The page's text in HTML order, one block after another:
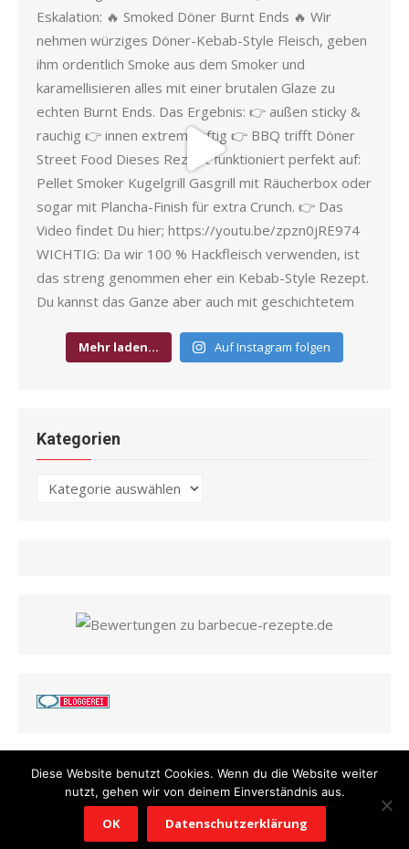
Mehr laden… Auf Instagram folgen
Kategorien
Kategorien
© 2026 Barbecue Rezepte/ Powered by WordPress /
Theme by
Design Lab
Diese Website benutzt Cookies. Wenn du die Website weiter
nutzt, gehen wir von deinem Einverständnis aus.
OK Datenschutzerklärung